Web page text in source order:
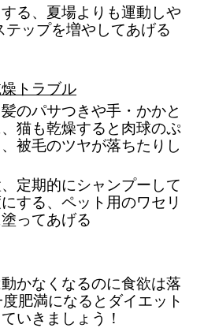
る、夏場よりも運動しや
ップを増やしてあげる
トラブル
のパサつきや手・かかと
猫も乾燥すると肉球のぷ
被毛のツヤが落ちたりし
定期的にシャンプーして
する、ペット用のワセリ
ってあげる
かなくなるのに食欲は落
肥満になるとダイエット
いきましょう！